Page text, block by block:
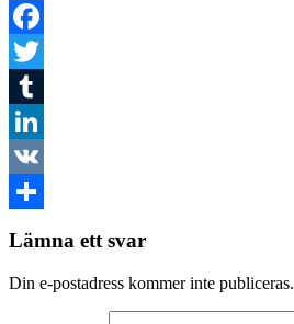
Facebook
Twitter
Tumblr
LinkedIn
VK
Lämna ett svar
Din e-postadress kommer inte publiceras.